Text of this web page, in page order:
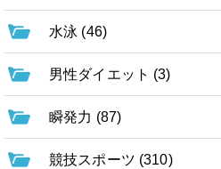
水泳 (46)
男性ダイエット (3)
瞬発力 (87)
競技スポーツ (310)